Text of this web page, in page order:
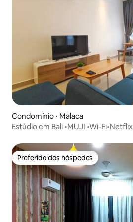
Condomínio ⋅ Malaca
Estúdio em Bali •MUJI •Wi-Fi•Netflix
Preferido dos hóspedes
Preferido dos hóspedes